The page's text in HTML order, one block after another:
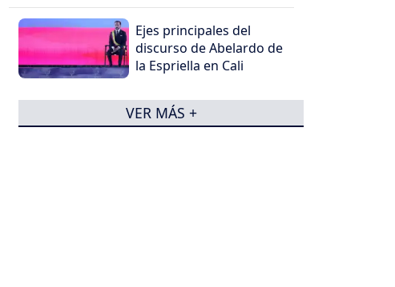
Ejes principales del
discurso de Abelardo de
la Espriella en Cali
VER MÁS +